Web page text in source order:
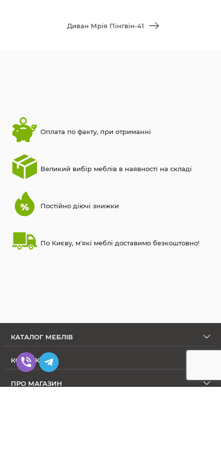
Диван Мрія Пінгвін-41
Оплата по факту, при отриманні
Великий вибір меблів в наявності на складі
Постійно діючі знижки
По Києву, м'які меблі доставимо безкоштовно!
КАТАЛОГ МЕБЛІВ
КОНТАКТИ
ПРО МАГАЗИН